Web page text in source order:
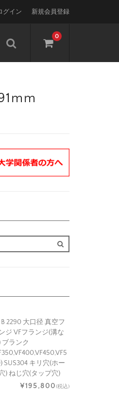
グイン 新規会員登録
0
B 2290 大口径 真空フ
ジ VFフランジ(溝な
ブランク
SUS304 キリ穴(ホー
) ねじ穴(タップ穴)
¥195,800(税込)